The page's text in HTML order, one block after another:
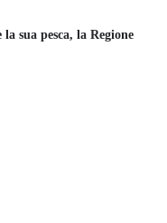
sua pesca, la Regione